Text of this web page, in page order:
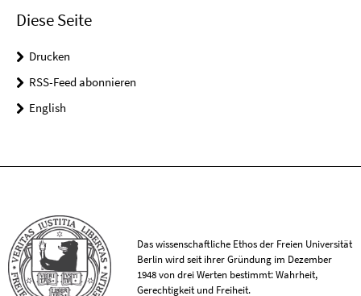
Diese Seite
Drucken
RSS-Feed abonnieren
English
Das wissenschaftliche Ethos der Freien Universität
Berlin wird seit ihrer Gründung im Dezember
1948 von drei Werten bestimmt: Wahrheit,
Gerechtigkeit und Freiheit.